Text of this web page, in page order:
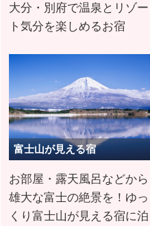
大分・別府で温泉とリゾー
ト気分を楽しめるお宿
富士山が見える宿
お部屋・露天風呂などから
雄大な富士の絶景を！ゆっ
くり富士山が見える宿に泊